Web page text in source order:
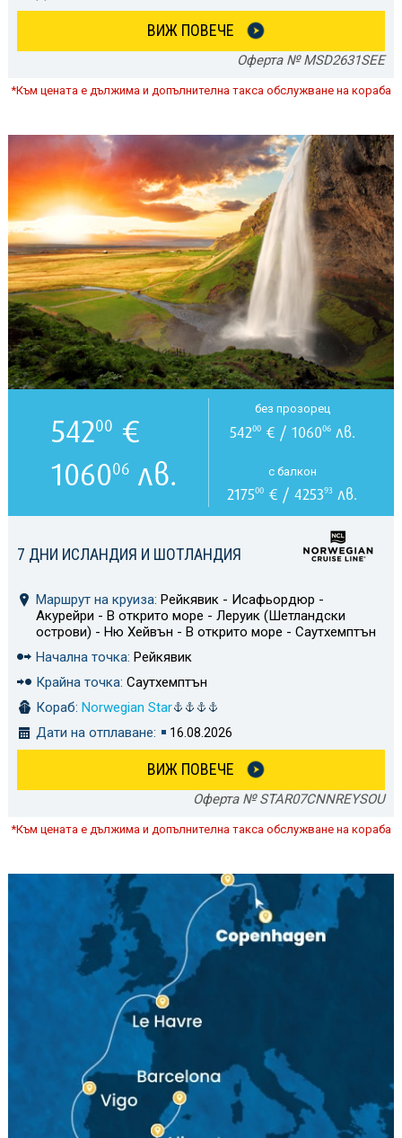
ВИЖ ПОВЕЧЕ
Оферта № MSD2631SEE
*Към цената е дължима и допълнителна такса обслужване на кораба
7 ДНИ ИСЛАНДИЯ И ШОТЛАНДИЯ
Маршрут на круиза: Рейкявик - Исафьордюр -
Акурейри - В открито море - Леруик (Шетландски
острови) - Ню Хейвън - В открито море - Саутхемптън
Начална точка: Рейкявик
Крайна точка: Саутхемптън
Кораб: Norwegian Star
Дати на отплаване:
16.08.2026
ВИЖ ПОВЕЧЕ
Оферта № STAR07CNNREYSOU
54200 €
106006 лв.
без прозорец
54200€ / 106006лв.
с балкон
217500 € / 425393 лв.
*Към цената е дължима и допълнителна такса обслужване на кораба